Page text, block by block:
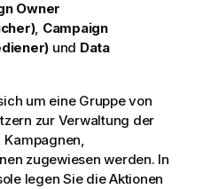
Owner
, Campaign
und Data
um eine Gruppe von
zur Verwaltung der
Kampagnen,
zugewiesen werden. In
legen Sie die Aktionen